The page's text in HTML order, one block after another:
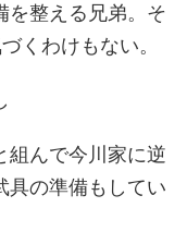
を整える兄弟。そ
くわけもない。
組んで今川家に逆
具の準備もしてい